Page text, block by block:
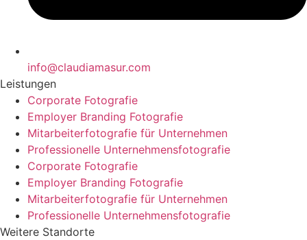
info@claudiamasur.com
Leistungen
Corporate Fotografie
Employer Branding Fotografie
Mitarbeiterfotografie für Unternehmen
Professionelle Unternehmensfotografie
Corporate Fotografie
Employer Branding Fotografie
Mitarbeiterfotografie für Unternehmen
Professionelle Unternehmensfotografie
Weitere Standorte